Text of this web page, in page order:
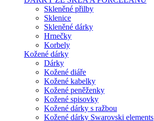
Skleněné přilby
Sklenice
Skleněné dárky
Hrnečky
Korbely
Kožené dárky
Dárky
Kožené diáře
Kožené kabelky
Kožené peněženky
Kožené spisovky
Kožené dárky s ražbou
Kožené dárky Swarovski elements